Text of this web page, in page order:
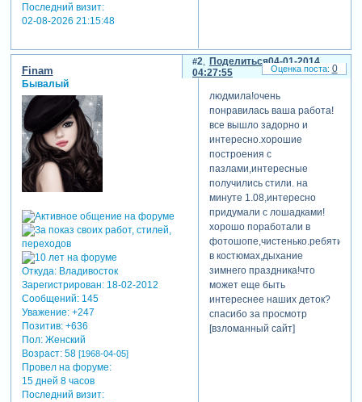
Последний визит:
02-08-2026 21:15:48
семейный,поздравительный
отредактировано lufeve (04-
01-2014 00:45:35)
Поделиться
2
04-01-2014
04:27:55
Finam
Бывалый
Откуда:Владивосток
Зарегистрирован: 18-02-2012
Сообщений:145
Уважение: +247
Позитив: +636
Пол:Женский
Возраст:58 [1968-04-05]
Провел на форуме:
15 дней 8 часов
Последний визит:
людмила!очень
понравилась ваша работа!
все вышло задорно и
интересно.хорошие
построения с
пазлами,интересные
получились стили. на
минуте 1.08,интересно
придумали с лошадками!
хорошо поработали в
фотошопе,чистенько.ребятишки
в костюмах,дыхание
зимнего праздника!что
может еще быть
интереснее наших деток?
спасибо за просмотр
[взломанный сайт]
0